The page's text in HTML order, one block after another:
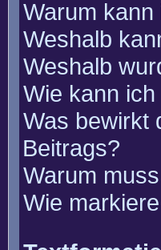
Warum
Weshalb
Weshalb
Wie kann
Was bewirkt
Beitrags?
Warum
Wie